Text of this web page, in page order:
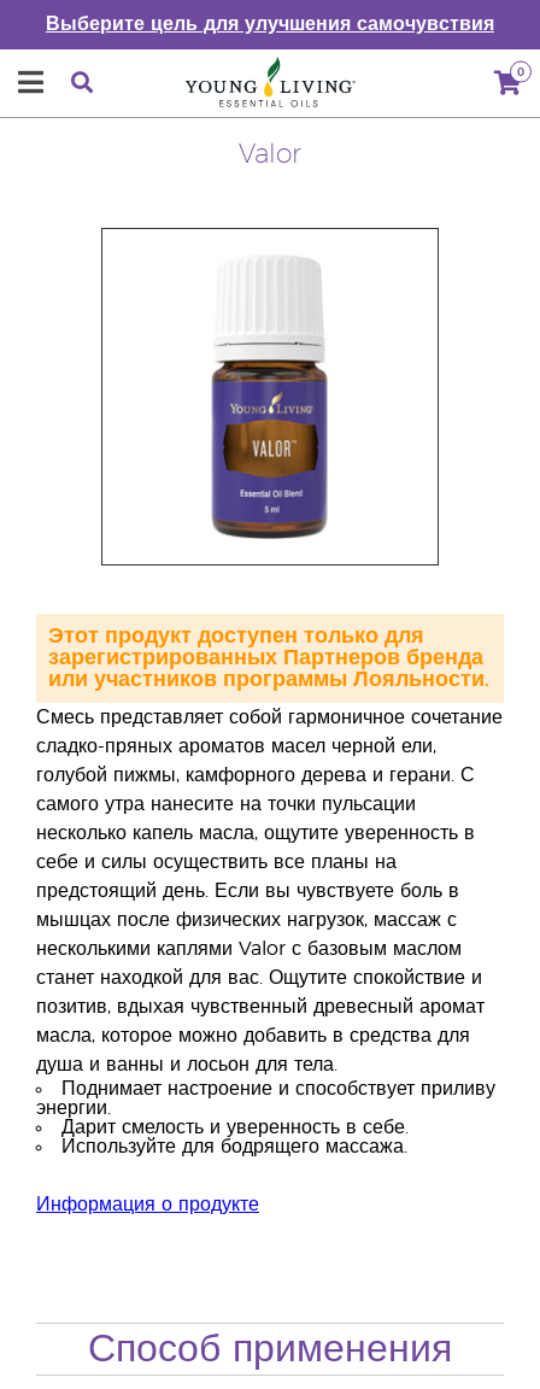
Выберите цель для улучшения самочувствия
0
Valor
Смесь представляет собой гармоничное сочетание
сладко-пряных ароматов масел черной ели,
голубой пижмы, камфорного дерева и герани. С
самого утра нанесите на точки пульсации
несколько капель масла, ощутите уверенность в
себе и силы осуществить все планы на
предстоящий день. Если вы чувствуете боль в
мышцах после физических нагрузок, массаж с
несколькими каплями Valor с базовым маслом
станет находкой для вас. Ощутите спокойствие и
позитив, вдыхая чувственный древесный аромат
масла, которое можно добавить в средства для
душа и ванны и лосьон для тела.
Поднимает настроение и способствует приливу
энергии.
Дарит смелость и уверенность в себе.
Используйте для бодрящего массажа.
Информация о продукте
Этот продукт доступен только для
зарегистрированных Партнеров бренда
или участников программы Лояльности.
Способ применения